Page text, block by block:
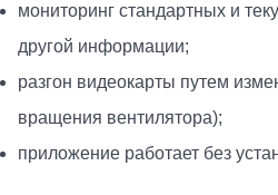
мониторинг стандартных и
другой информации;
разгон видеокарты путем
вращения вентилятора);
приложение работает без